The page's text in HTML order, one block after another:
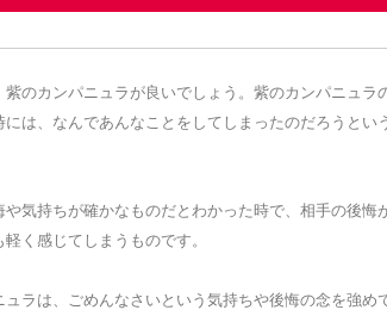
のカンパニュラが良いでしょう。紫のカンパニュラ
は、なんであんなことをしてしまったのだろうとい
気持ちが確かなものだとわかった時で、相手の後悔
く感じてしまうものです。
ラは、ごめんなさいという気持ちや後悔の念を強め